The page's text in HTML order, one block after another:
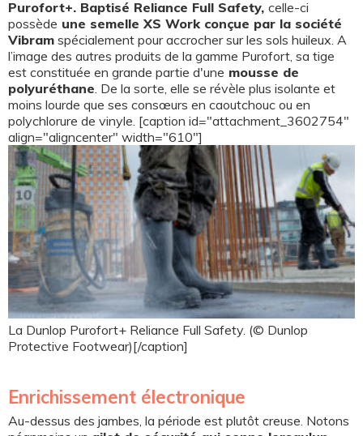
Purofort+. Baptisé Reliance Full Safety, celle-ci
possède une semelle XS Work conçue par la société
Vibram spécialement pour accrocher sur les sols huileux. A
l’image des autres produits de la gamme Purofort, sa tige
est constituée en grande partie d'une mousse de
polyuréthane. De la sorte, elle se révèle plus isolante et
moins lourde que ses consœurs en caoutchouc ou en
polychlorure de vinyle. [caption id="attachment_3602754"
align="aligncenter" width="610"]
La Dunlop Purofort+ Reliance Full Safety. (© Dunlop
Protective Footwear)[/caption]
Enrichissement électronique
Au-dessus des jambes, la période est plutôt creuse. Notons